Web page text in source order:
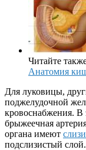
Читайте
Анатомия
Для луковицы,
поджелудочной
кровоснабжения. В
брыжеечная
органа имеют
подслизистый слой.